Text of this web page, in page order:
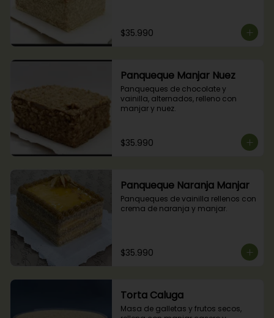
$35.990
Panqueque Manjar Nuez
Panqueques de chocolate y
vainilla, alternados, relleno con
manjar y nuez.
$35.990
Panqueque Naranja Manjar
Panqueques de vainilla rellenos con
crema de naranja y manjar.
$35.990
Torta Caluga
Masa de galletas y frutos secos,